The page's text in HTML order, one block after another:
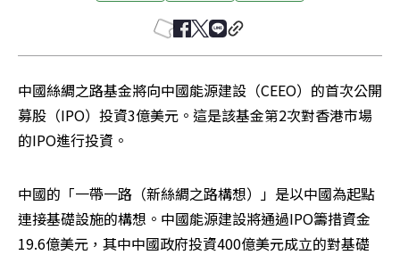
中國絲綢之路基金將向中國能源建設（CEEO）的首次公開
募股（IPO）投資3億美元。這是該基金第2次對香港市場
的IPO進行投資。
中國的「一帶一路（新絲綢之路構想）」是以中國為起點
連接基礎設施的構想。中國能源建設將通過IPO籌措資金
19.6億美元，其中中國政府投資400億美元成立的對基礎